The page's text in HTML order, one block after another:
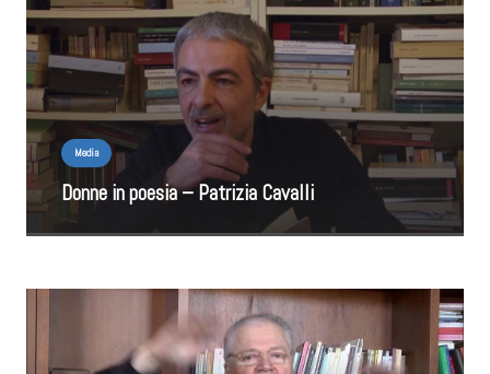
Media
Donne in poesia – Patrizia Cavalli